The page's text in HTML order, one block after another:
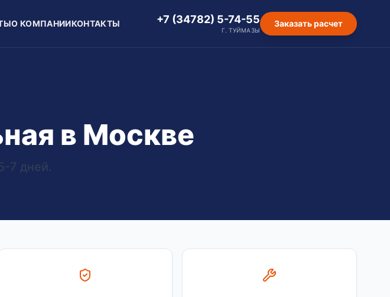
О КОМПАНИИКОНТАКТЫ +7 (34782) 5-74-55
Г. ТУЙМАЗЫ
Заказать расчет
в Москве
7 дней.